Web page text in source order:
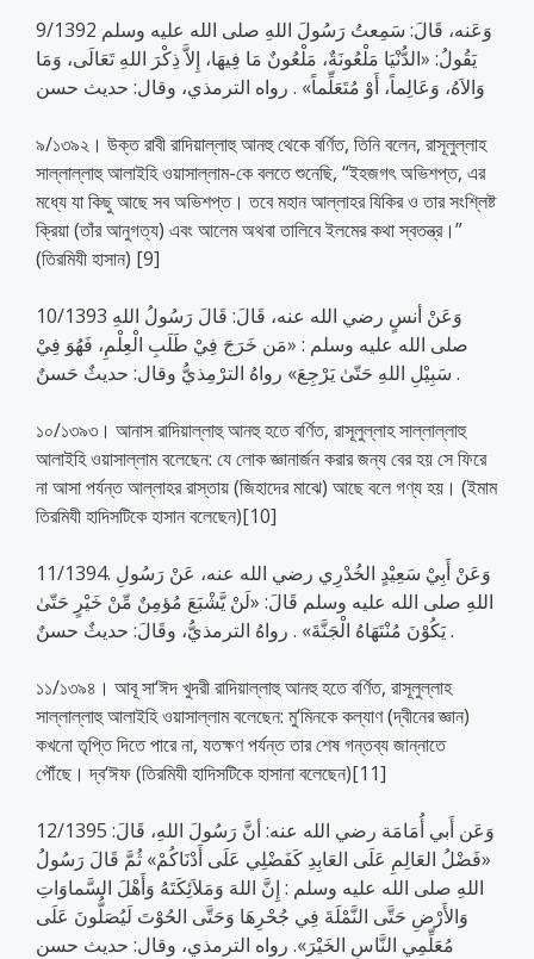
9/1392 وَعَنه، قَالَ: سَمِعتُ رَسُولَ اللهِ صلى الله عليه وسلم
يَقُولُ: «الدُّنْيَا مَلْعُونَةٌ، مَلْعُونٌ مَا فِيهَا، إِلاَّ ذِكْرَ اللهِ تَعَالَى، وَمَا
وَالاَهُ، وَعَالِماً، أَوْ مُتَعَلِّماً» . رواه الترمذي، وقال: حديث حسن
৯/১৩৯২। উক্ত রাবী রাদিয়াল্লাহু আনহু থেকে বর্ণিত, তিনি বলেন, রাসূলুল্লাহ
সাল্লাল্লাহু আলাইহি ওয়াসাল্লাম-কে বলতে শুনেছি, “ইহজগৎ অভিশপ্ত, এর
মধ্যে যা কিছু আছে সব অভিশপ্ত। তবে মহান আল্লাহর যিকির ও তার সংশ্লিষ্ট
ক্রিয়া (তাঁর আনুগত্য) এবং আলেম অথবা তালিবে ইলমের কথা স্বতন্ত্র।”
(তিরমিযী হাসান) [9]
10/1393 وَعَنْ أنسٍ رضي الله عنه، قَالَ: قَالَ رَسُولُ اللهِ
صلى الله عليه وسلم : «مَن خَرَجَ فِيْ طَلَبِ الْعِلْمِ، فَهُوَ فِيْ
سَبِيْلِ اللهِ حَتّىٰ يَرْجِعَ» رواهُ الترْمِذيُّ وقال: حديثٌ حَسنٌ .
১০/১৩৯৩। আনাস রাদিয়াল্লাহু আনহু হতে বর্ণিত, রাসূলুল্লাহ সাল্লাল্লাহু
আলাইহি ওয়াসাল্লাম বলেছেন: যে লোক জ্ঞানার্জন করার জন্য বের হয় সে ফিরে
না আসা পর্যন্ত আল্লাহর রাস্তায় (জিহাদের মাঝে) আছে বলে গণ্য হয়। (ইমাম
তিরমিযী হাদিসটিকে হাসান বলেছেন)[10]
11/1394. وَعَنْ أَبِيْ سَعِيْدٍ الخُدْرِي رضي الله عنه، عَنْ رَسُولِ
اللهِ صلى الله عليه وسلم قَالَ: «لَنْ يَّشْبَعَ مُؤمِنٌ مِّنْ خَيْرٍ حَتّىٰ
يَكُوْنَ مُنْتَهَاهُ الْجَنَّةَ» . رواهُ الترمذيُّ، وقَالَ: حديثٌ حسنٌ .
১১/১৩৯৪। আবূ সা‘ঈদ খুদরী রাদিয়াল্লাহু আনহু হতে বর্ণিত, রাসূলুল্লাহ
সাল্লাল্লাহু আলাইহি ওয়াসাল্লাম বলেছেন: মু‘মিনকে কল্যাণ (দ্বীনের জ্ঞান)
কখনো তৃপ্তি দিতে পারে না, যতক্ষণ পর্যন্ত তার শেষ গন্তব্য জান্নাতে
পৌঁছে। দ্ব‘ঈফ (তিরমিযী হাদিসটিকে হাসানা বলেছেন)[11]
12/1395 وَعَن أَبي أُمَامَة رضي الله عنه: أنَّ رَسُولَ اللهِ، قَالَ:
«فَضْلُ العَالِمِ عَلَى العَابِدِ كَفَضْلِي عَلَى أَدْنَاكُمْ» ثُمَّ قَالَ رَسُولُ
اللهِ صلى الله عليه وسلم : إِنَّ اللهَ وَمَلاَئِكَتَهُ وَأَهْلَ السَّماوَاتِ
وَالأَرْضِ حَتَّى النَّمْلَةَ فِي جُحْرِهَا وَحَتَّى الحُوْتَ لَيُصَلُّونَ عَلَى
مُعَلِّمِي النَّاسِ الخَيْرَ». رواه الترمذي، وقال: حديث حسن